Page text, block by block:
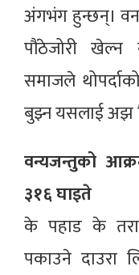
अंगभंग हुन्छन्।
पौंठेजोरी खेल्न
समाजले
बुझ्न यसलाई अझ
वन्यजन्तुको
३१६ घाइते
के पहाड के
पकाउने दाउरा